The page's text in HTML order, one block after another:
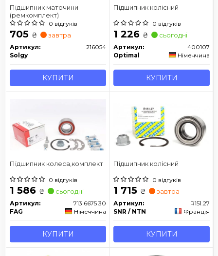
Підшипник маточини
(ремкомплект)
0 відгуків
705 ₴ завтра
Артикул:
216054
Solgy
КУПИТИ
Підшипник колісний
0 відгуків
1 226 ₴ сьогодні
Артикул:
400107
Optimal
Німеччина
КУПИТИ
Підшипник колеса,комплект
0 відгуків
1 586 ₴ сьогодні
Артикул:
713 6675 30
FAG
Німеччина
КУПИТИ
Підшипник колісний
0 відгуків
1 715 ₴ завтра
Артикул:
R151.27
SNR / NTN
Франція
КУПИТИ